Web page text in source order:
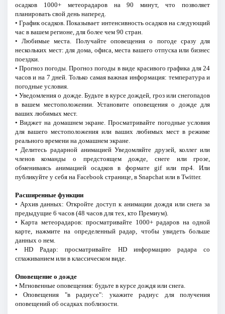
осадков 1000+ метеорадаров на 90 минут, что позволяет
планировать свой день наперед.
• График осадков. Показывает интенсивность осадков на следующий
час в вашем регионе, для более чем 90 стран.
• Любимые места. Получайте оповещения о погоде сразу для
нескольких мест: для дома, офиса, места вашего отпуска или бизнес
поездки.
• Прогноз погоды. Прогноз погоды в виде красивого графика для 24
часов и на 7 дней. Только самая важная информация: температура и
погодные условия.
• Уведомления о дожде. Будьте в курсе дождей, гроз или снегопадов
в вашем местоположении. Установите оповещения о дожде для
ваших любимых мест.
• Виджет на домашнем экране. Просматривайте погодные условия
для вашего местоположения или ваших любимых мест в режиме
реального времени на домашнем экране.
• Делитесь радарной анимацией Уведомляйте друзей, коллег или
членов команды о предстоящем дожде, снеге или грозе,
обмениваясь анимацией осадков в формате gif или mp4. Или
публикуйте у себя на Facebook странице, в Snapchat или в Twitter.
Расширенные функции
• Архив данных: Откройте доступ к анимации дождя или снега за
предыдущие 6 часов (48 часов для тех, кто Премиум).
• Карта метеорадаров: просматривайте 1000+ радаров на одной
карте, нажмите на определенный радар, чтобы увидеть больше
данных о нем.
• HD Радар: просматривайте HD информацию радара со
сглаживанием или в классическом виде.
Оповещение о дожде
• Мгновенные оповещения: будьте в курсе дождя или снега.
• Оповещения "в радиусе": укажите радиус для получения
оповещений об осадках поблизости.